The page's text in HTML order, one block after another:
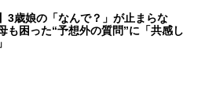
3歳娘の「なんで？」が止まらな
困った“予想外の質問”に「共感し